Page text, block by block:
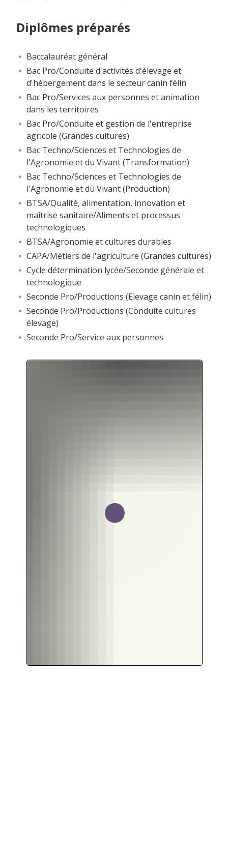
Diplômes préparés
Baccalauréat général
Bac Pro/Conduite d'activités d'élevage et
d'hébergement dans le secteur canin félin
Bac Pro/Services aux personnes et animation
dans les territoires
Bac Pro/Conduite et gestion de l'entreprise
agricole (Grandes cultures)
Bac Techno/Sciences et Technologies de
l'Agronomie et du Vivant (Transformation)
Bac Techno/Sciences et Technologies de
l'Agronomie et du Vivant (Production)
BTSA/Qualité, alimentation, innovation et
maîtrise sanitaire/Aliments et processus
technologiques
BTSA/Agronomie et cultures durables
CAPA/Métiers de l'agriculture (Grandes cultures)
Cycle détermination lycée/Seconde générale et
technologique
Seconde Pro/Productions (Elevage canin et félin)
Seconde Pro/Productions (Conduite cultures
élevage)
Seconde Pro/Service aux personnes